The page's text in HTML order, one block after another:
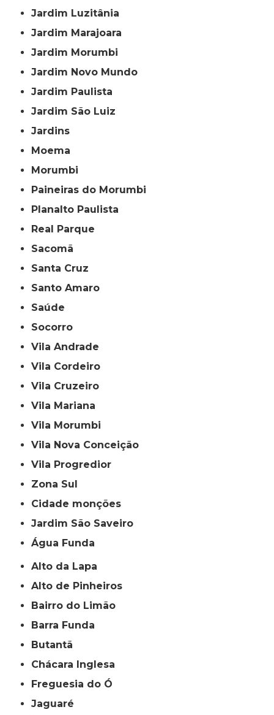
Jardim Luzitânia
Jardim Marajoara
Jardim Morumbi
Jardim Novo Mundo
Jardim Paulista
Jardim São Luiz
Jardins
Moema
Morumbi
Paineiras do Morumbi
Planalto Paulista
Real Parque
Sacomã
Santa Cruz
Santo Amaro
Saúde
Socorro
Vila Andrade
Vila Cordeiro
Vila Cruzeiro
Vila Mariana
Vila Morumbi
Vila Nova Conceição
Vila Progredior
Zona Sul
cidade monções
jardim São Saveiro
Água Funda
Alto da Lapa
Alto de Pinheiros
Bairro do Limão
Barra Funda
Butantã
Chácara Inglesa
Freguesia do Ó
Jaguaré